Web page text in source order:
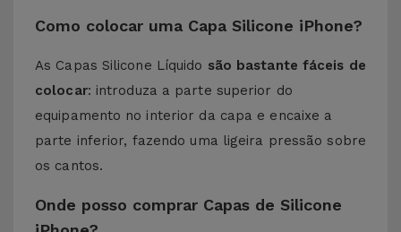
Como colocar uma Capa Silicone iPhone?
As Capas Silicone Líquido são bastante fáceis de
colocar: introduza a parte superior do
equipamento no interior da capa e encaixe a
parte inferior, fazendo uma ligeira pressão sobre
os cantos.
Onde posso comprar Capas de Silicone